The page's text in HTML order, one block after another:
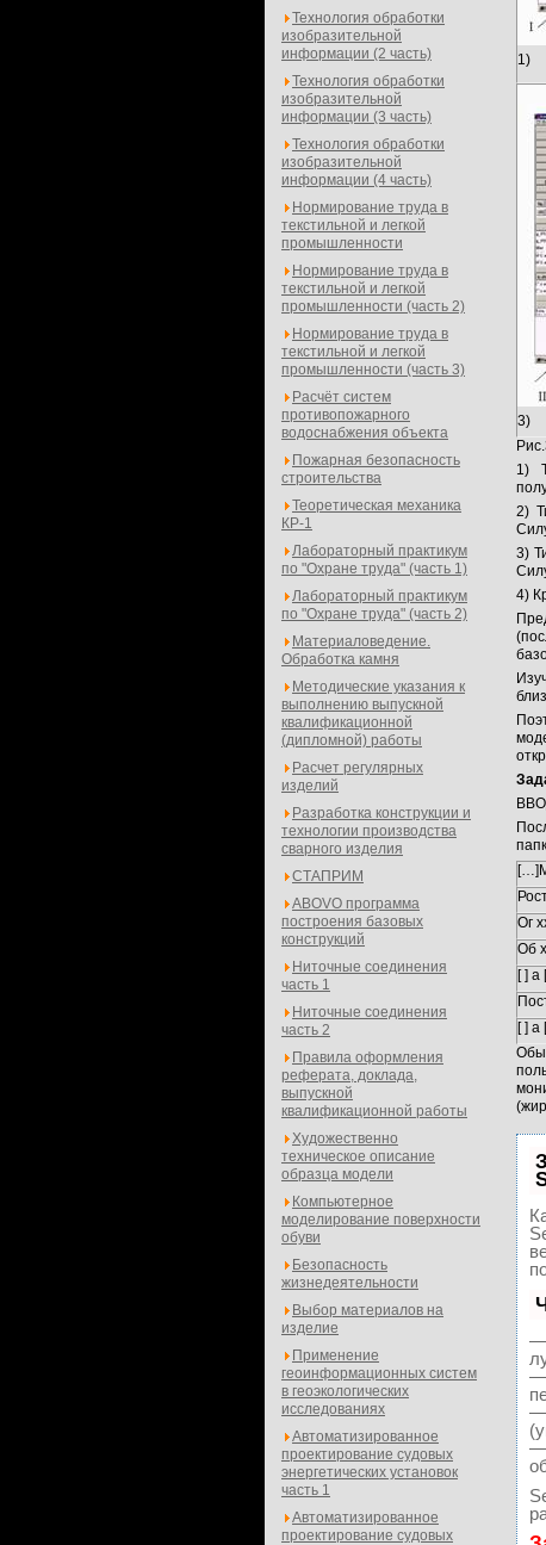
Технология обработки
изобразительной
информации (2 часть)
Технология обработки
изобразительной
информации (3 часть)
Технология обработки
изобразительной
информации (4 часть)
Нормирование труда в
текстильной и легкой
промышленности
Нормирование труда в
текстильной и легкой
промышленности (часть 2)
Нормирование труда в
текстильной и легкой
промышленности (часть 3)
Расчёт систем
противопожарного
водоснабжения объекта
Пожарная безопасность
строительства
Теоретическая механика
КР-1
Лабораторный практикум
по "Охране труда" (часть 1)
Лабораторный практикум
по "Охране труда" (часть 2)
Материаловедение.
Обработка камня
Методические указания к
выполнению выпускной
квалификационной
(дипломной) работы
Расчет регулярных
изделий
Разработка конструкции и
технологии производства
сварного изделия
СТАПРИМ
ABOVO программа
построения базовых
конструкций
Ниточные соединения
часть 1
Ниточные соединения
часть 2
Правила оформления
реферата, доклада,
выпускной
квалификационной работы
Художественно
техническое описание
образца модели
Компьютерное
моделирование поверхности
обуви
Безопасность
жизнедеятельности
Выбор материалов на
изделие
Применение
геоинформационных систем
в геоэкологических
исследованиях
Автоматизированное
проектирование судовых
энергетических установок
часть 1
Автоматизированное
проектирование судовых
1)
3)
1)
2)
3)
4)
Ог
Об
[ ] а
[ ] а
—
—
—
—